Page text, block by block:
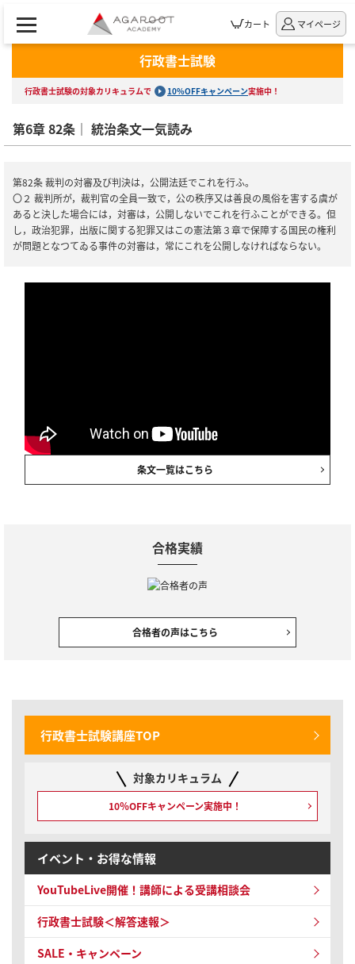
カート マイページ
行政書士試験
行政書士試験の対象カリキュラムで 10%OFFキャンペーン実施中！
第6章 82条｜ 統治条文一気読み
第82条 裁判の対審及び判決は，公開法廷でこれを行ふ。
〇２ 裁判所が，裁判官の全員一致で，公の秩序又は善良の風俗を害する虞が
あると決した場合には，対審は，公開しないでこれを行ふことができる。但
し，政治犯罪，出版に関する犯罪又はこの憲法第３章で保障する国民の権利
が問題となつてゐる事件の対審は，常にこれを公開しなければならない。
条文一覧はこちら
合格実績
合格者の声はこちら
行政書士試験講座TOP
対象カリキュラム
10％OFFキャンペーン実施中！
イベント・お得な情報
YouTubeLive開催！ 講師による受講相談会
行政書士試験＜解答速報＞
SALE・キャンペーン